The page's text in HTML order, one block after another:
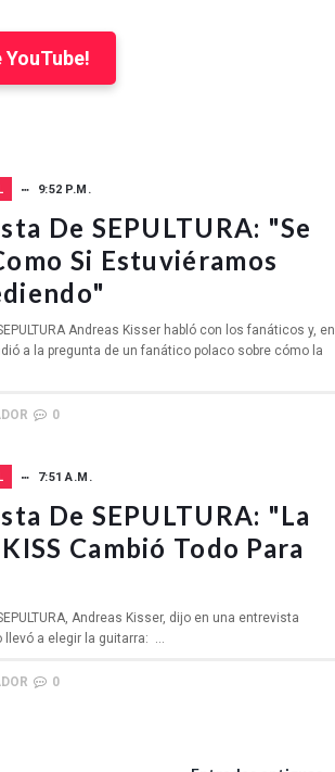
9:52 P.M.
De SEPULTURA: "Se
Si Estuviéramos
Andreas Kisser habló con los fanáticos y, en
a la pregunta de un fanático polaco sobre cómo la
0
7:51 A.M.
De SEPULTURA: "La
Cambió Todo Para
Andreas Kisser, dijo en una entrevista
llevó a elegir la guitarra: ...
0